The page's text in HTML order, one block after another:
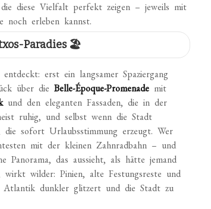
diese Vielfalt perfekt zeigen – jeweils mit
noch erleben kannst.
Paradies 🏖️
erst ein langsamer Spaziergang
über dieBelle-Époque-Promenade mit
und den eleganten Fassaden, die in der
ruhig, und selbst wenn die Stadt
sofort Urlaubsstimmung erzeugt. Wer
mit der kleinen Zahnradbahn – und
Panorama, das aussieht, als hätte jemand
wirkt wilder: Pinien, alte Festungsreste und
dunkler glitzert und die Stadt zu